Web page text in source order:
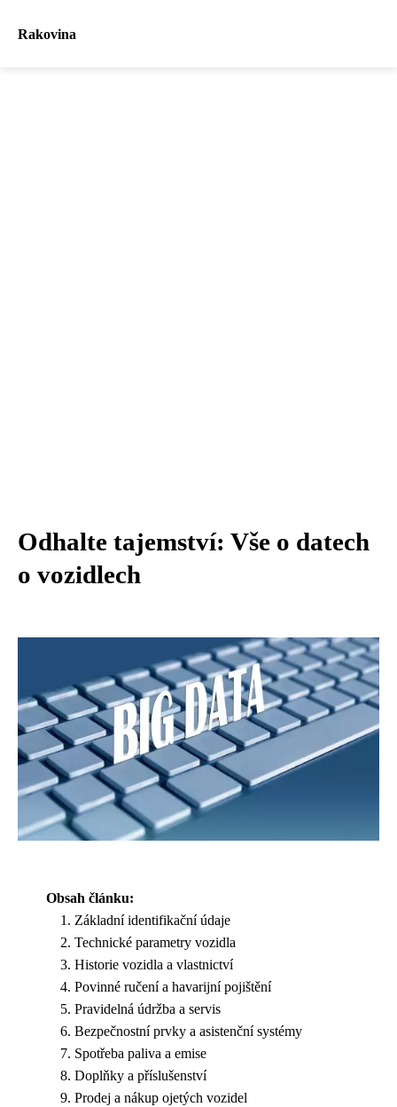
Rakovina
Odhalte tajemství: Vše o datech
o vozidlech
Obsah článku:
Základní identifikační údaje
Technické parametry vozidla
Historie vozidla a vlastnictví
Povinné ručení a havarijní pojištění
Pravidelná údržba a servis
Bezpečnostní prvky a asistenční systémy
Spotřeba paliva a emise
Doplňky a příslušenství
Prodej a nákup ojetých vozidel